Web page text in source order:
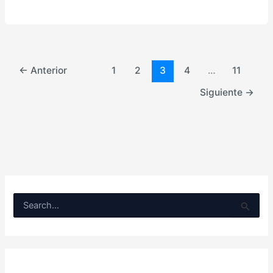
← Anterior 1 2 3 4 …
11
Siguiente →